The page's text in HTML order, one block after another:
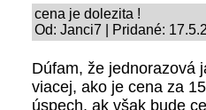
cena je dolezita !
Od: Janci7 | Pridané:
Dúfam, že jednorazová
viacej, ako je cena za
úspech, ak však bude